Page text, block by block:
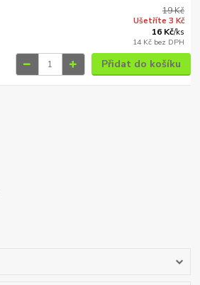
19 Kč
Ušetříte 3 Kč
16 Kč/ks
14 Kč bez DPH
Přidat do košíku